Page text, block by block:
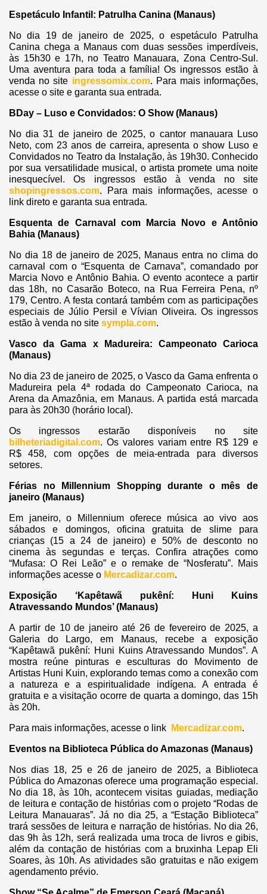
Espetáculo Infantil: Patrulha Canina (Manaus)
No dia 19 de janeiro de 2025, o espetáculo Patrulha
Canina chega a Manaus com duas sessões imperdíveis,
às 15h30 e 17h, no Teatro Manauara, Zona Centro-Sul.
Uma aventura para toda a família! Os ingressos estão à
venda no site ingressomix.com. Para mais informações,
acesse o site e garanta sua entrada.
BDay – Luso e Convidados: O Show (Manaus)
No dia 31 de janeiro de 2025, o cantor manauara Luso
Neto, com 23 anos de carreira, apresenta o show Luso e
Convidados no Teatro da Instalação, às 19h30. Conhecido
por sua versatilidade musical, o artista promete uma noite
inesquecível. Os ingressos estão à venda no site
shopingressos.com. Para mais informações, acesse o
link direto e garanta sua entrada.
Esquenta de Carnaval com Marcia Novo e Antônio
Bahia (Manaus)
No dia 18 de janeiro de 2025, Manaus entra no clima do
carnaval com o “Esquenta de Carnava”, comandado por
Marcia Novo e Antônio Bahia. O evento acontece a partir
das 18h, no Casarão Boteco, na Rua Ferreira Pena, nº
179, Centro. A festa contará também com as participações
especiais de Júlio Persil e Vívian Oliveira. Os ingressos
estão à venda no site sympla.com.
Vasco da Gama x Madureira: Campeonato Carioca
(Manaus)
No dia 23 de janeiro de 2025, o Vasco da Gama enfrenta o
Madureira pela 4ª rodada do Campeonato Carioca, na
Arena da Amazônia, em Manaus. A partida está marcada
para às 20h30 (horário local).
Os ingressos estarão disponíveis no site
bilheteriadigital.com. Os valores variam entre R$ 129 e
R$ 458, com opções de meia-entrada para diversos
setores.
Férias no Millennium Shopping durante o mês de
janeiro (Manaus)
Em janeiro, o Millennium oferece música ao vivo aos
sábados e domingos, oficina gratuita de slime para
crianças (15 a 24 de janeiro) e 50% de desconto no
cinema às segundas e terças. Confira atrações como
“Mufasa: O Rei Leão” e o remake de “Nosferatu”. Mais
informações acesse o Mercadizar.com.
Exposição ‘Kapêtawã pukêní: Huni Kuins
Atravessando Mundos’ (Manaus)
A partir de 10 de janeiro até 26 de fevereiro de 2025, a
Galeria do Largo, em Manaus, recebe a exposição
“Kapêtawã pukêní: Huni Kuins Atravessando Mundos”. A
mostra reúne pinturas e esculturas do Movimento de
Artistas Huni Kuin, explorando temas como a conexão com
a natureza e a espiritualidade indígena. A entrada é
gratuita e a visitação ocorre de quarta a domingo, das 15h
às 20h.
Para mais informações, acesse o link Mercadizar.com.
Eventos na Biblioteca Pública do Amazonas (Manaus)
Nos dias 18, 25 e 26 de janeiro de 2025, a Biblioteca
Pública do Amazonas oferece uma programação especial.
No dia 18, às 10h, acontecem visitas guiadas, mediação
de leitura e contação de histórias com o projeto “Rodas de
Leitura Manauaras”. Já no dia 25, a “Estação Biblioteca”
trará sessões de leitura e narração de histórias. No dia 26,
das 9h às 12h, será realizada uma troca de livros e gibis,
além da contação de histórias com a bruxinha Lepap Eli
Soares, às 10h. As atividades são gratuitas e não exigem
agendamento prévio.